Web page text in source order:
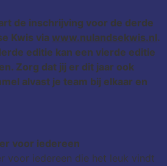
de inschrijving voor de derde
Kwis via www.nulandsekwis.nl.
editie kan een vierde editie
Zorg dat jij er dit jaar ook
alvast je team bij elkaar en
voor iedereen
voor iedereen die het leuk vindt